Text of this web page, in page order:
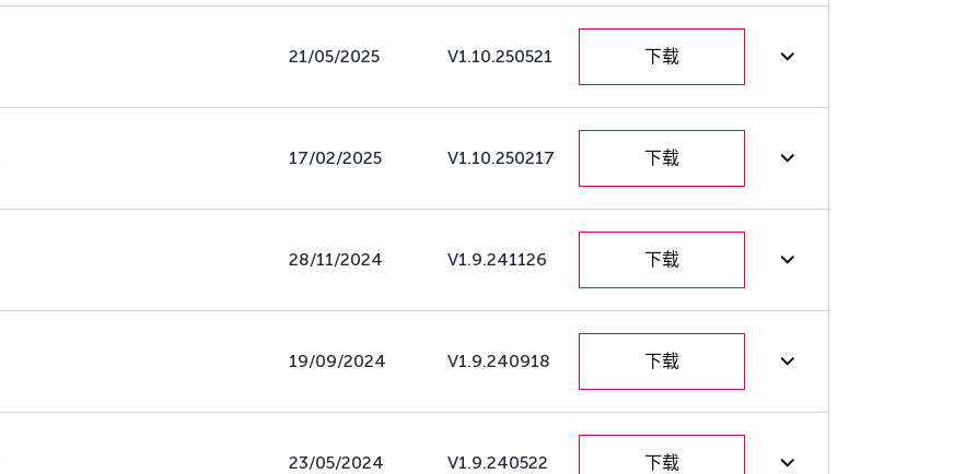
21/05/2025 V1.10.250521 下载
17/02/2025 V1.10.250217 下载
28/11/2024 V1.9.241126 下载
19/09/2024 V1.9.240918 下载
23/05/2024 V1.9.240522 下载